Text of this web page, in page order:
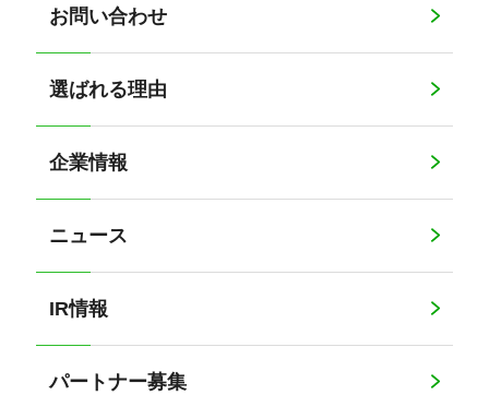
お問い合わせ
選ばれる理由
企業情報
ニュース
IR情報
パートナー募集